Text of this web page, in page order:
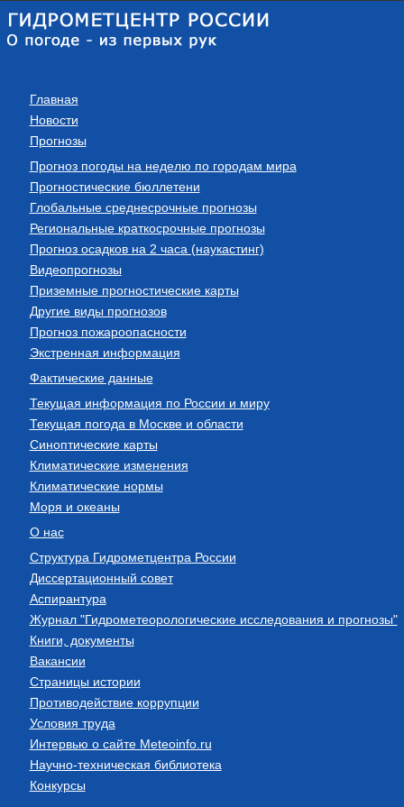
Главная
Новости
Прогнозы
Прогноз погоды на неделю по городам мира
Прогностические бюллетени
Глобальные среднесрочные прогнозы
Региональные краткосрочные прогнозы
Прогноз осадков на 2 часа (наукастинг)
Видеопрогнозы
Приземные прогностические карты
Другие виды прогнозов
Прогноз пожароопасности
Экстренная информация
Фактические данные
Текущая информация по России и миру
Текущая погода в Москве и области
Синоптические карты
Климатические изменения
Климатические нормы
Моря и океаны
О нас
Структура Гидрометцентра России
Диссертационный совет
Аспирантура
Журнал "Гидрометеорологические исследования и прогнозы"
Книги, документы
Вакансии
Страницы истории
Противодействие коррупции
Условия труда
Интервью о сайте Meteoinfo.ru
Научно-техническая библиотека
Конкурсы